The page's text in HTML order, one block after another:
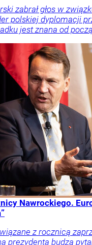
zabrał głos w
polskiej dyplomacji
jest znana od
Nawrockiego.
z rocznicą
prezydenta budzą